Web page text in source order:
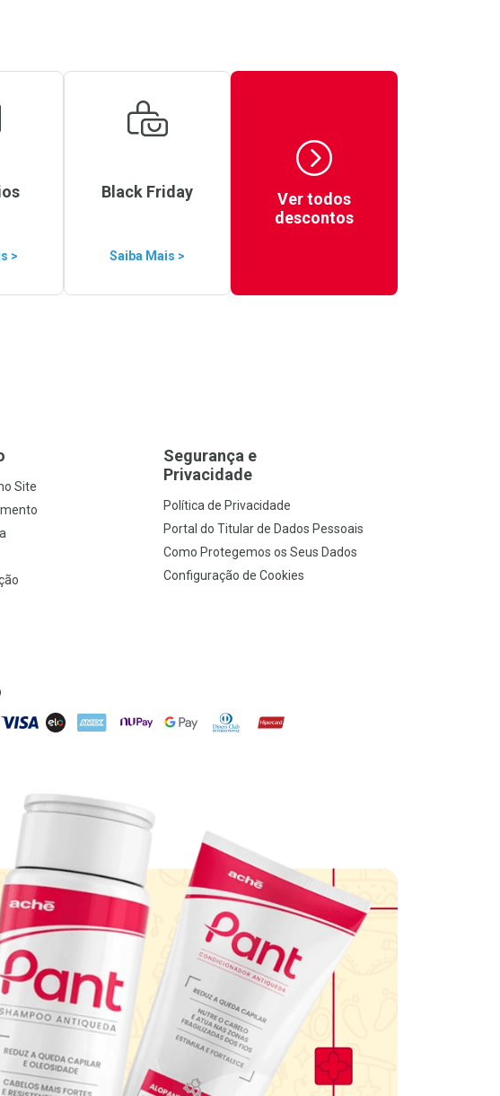
>
Black Friday
Saiba Mais >
Ver todos
descontos
Site
Segurança e
Privacidade
Política de Privacidade
Portal do Titular de Dados Pessoais
Como Protegemos os Seus Dados
Configuração de Cookies
VISA ELO AMEX NuPay Google PayDiners ClubHipercard